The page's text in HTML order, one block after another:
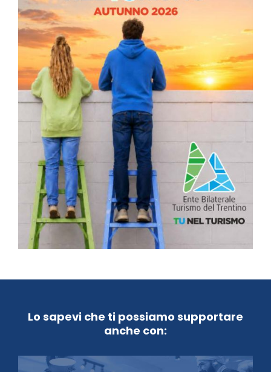
Lo sapevi che ti possiamo supportare
anche con: